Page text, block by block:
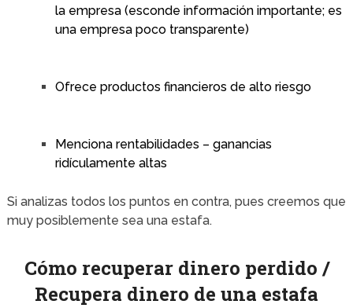
la empresa (esconde información importante; es
una empresa poco transparente)
Ofrece productos financieros de alto riesgo
Menciona rentabilidades – ganancias
ridículamente altas
Si analizas todos los puntos en contra, pues creemos que
muy posiblemente sea una estafa.
Cómo recuperar dinero perdido /
Recupera dinero de una estafa